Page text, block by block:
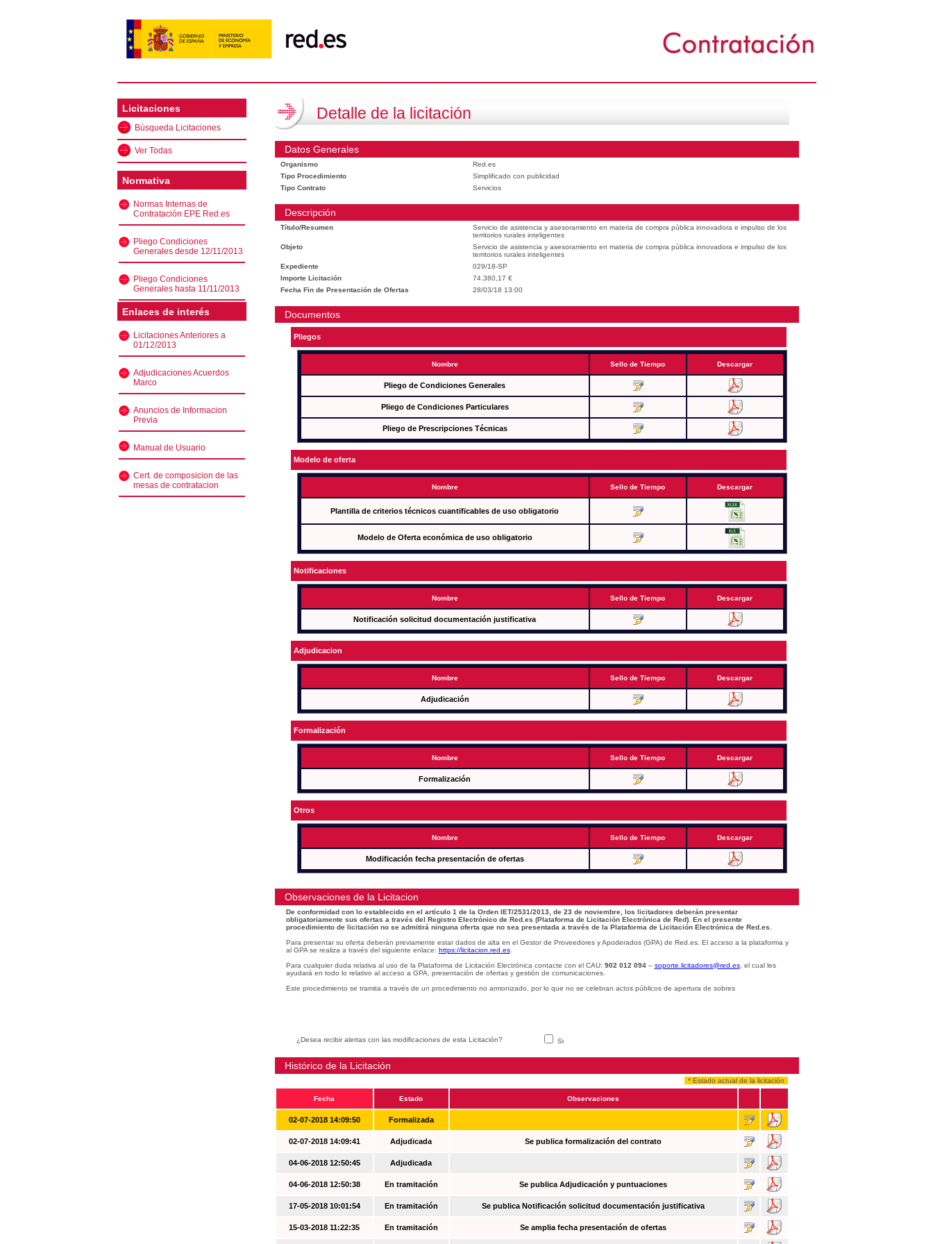
Licitaciones
Búsqueda Licitaciones
Ver Todas
Normativa
Normas Internas de
Contratación EPE Red.es
Pliego Condiciones
Generales desde 12/11/2013
Pliego Condiciones
Generales hasta 11/11/2013
Enlaces de interés
Licitaciones Anteriores a
01/12/2013
Adjudicaciones Acuerdos
Marco
Anuncios de Informacion
Previa
Manual de Usuario
Cert. de composicion de las
mesas de contratacion
Detalle de la licitación
Datos Generales
Organismo
Red.es
Tipo Procedimiento
Simplificado con publicidad
Tipo Contrato
Servicios
Descripción
Título/Resumen
Servicio de asistencia y asesoramiento en materia de compra pública innovadora e impulso de los
territorios rurales inteligentes
Objeto
Servicio de asistencia y asesoramiento en materia de compra pública innovadora e impulso de los
territorios rurales inteligentes
Expediente
029/18-SP
Importe Licitación
74.380,17 €
Fecha Fin de Presentación de Ofertas
28/03/18 13:00
Documentos
Pliegos
Nombre Sello de Tiempo Descargar
Pliego de Condiciones Generales
Pliego de Condiciones Particulares
Pliego de Prescripciones Técnicas
Modelo de oferta
Nombre Sello de Tiempo Descargar
Plantilla de criterios técnicos cuantificables de uso obligatorio
Modelo de Oferta económica de uso obligatorio
Notificaciones
Nombre Sello de Tiempo Descargar
Notificación solicitud documentación justificativa
Adjudicacion
Nombre Sello de Tiempo Descargar
Adjudicación
Formalización
Nombre Sello de Tiempo Descargar
Formalización
Otros
Nombre Sello de Tiempo Descargar
Modificación fecha presentación de ofertas
Observaciones de la Licitacion
De conformidad con lo establecido en el artículo 1 de la Orden IET/2531/2013, de 23 de noviembre, los licitadores deberán presentar
obligatoriamente sus ofertas a través del Registro Electrónico de Red.es (Plataforma de Licitación Electrónica de Red). En el presente
procedimiento de licitación no se admitirá ninguna oferta que no sea presentada a través de la Plataforma de Licitación Electrónica de Red.es.
Para presentar su oferta deberán previamente estar dados de alta en el Gestor de Proveedores y Apoderados (GPA) de Red.es. El acceso a la plataforma y
al GPA se realiza a través del siguiente enlace: https://licitacion.red.es.
Para cualquier duda relativa al uso de la Plataforma de Licitación Electrónica contacte con el CAU: 902 012 094– soporte.licitadores@red.es, el cual les
ayudará en todo lo relativo al acceso a GPA, presentación de ofertas y gestión de comunicaciones.
Este procedimiento se tramita a través de un procedimiento no armonizado, por lo que no se celebran actos públicos de apertura de sobres
¿Desea recibir alertas con las modificaciones de esta Licitación? Si
Histórico de la Licitación
* Estado actual de la licitación
Fecha Estado Observaciones
02-07-2018 14:09:50 Formalizada
02-07-2018 14:09:41 Adjudicada Se publica formalización del contrato
04-06-2018 12:50:45 Adjudicada
04-06-2018 12:50:38 En tramitación Se publica Adjudicación y puntuaciones
17-05-2018 10:01:54 En tramitación Se publica Notificación solicitud documentación justificativa
15-03-2018 11:22:35 En tramitación Se amplia fecha presentación de ofertas